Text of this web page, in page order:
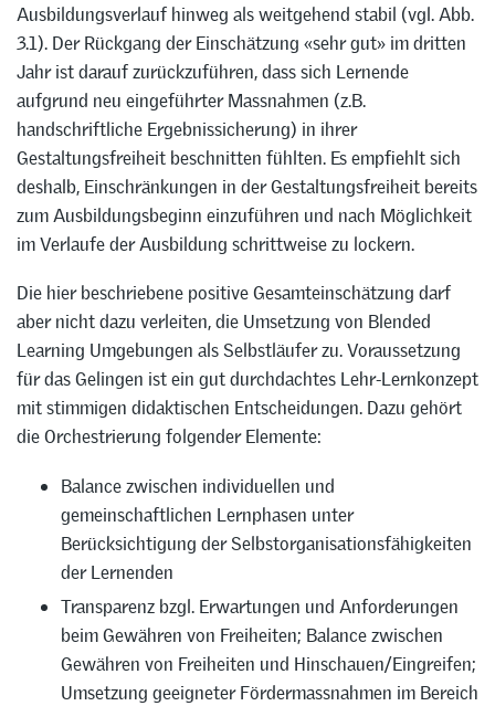
Ausbildungsverlauf hinweg als weitgehend stabil (vgl. Abb.
3.1). Der Rückgang der Einschätzung «sehr gut» im dritten
Jahr ist darauf zurückzuführen, dass sich Lernende
aufgrund neu eingeführter Massnahmen (z.B.
handschriftliche Ergebnissicherung) in ihrer
Gestaltungsfreiheit beschnitten fühlten. Es empfiehlt sich
deshalb, Einschränkungen in der Gestaltungsfreiheit bereits
zum Ausbildungsbeginn einzuführen und nach Möglichkeit
im Verlaufe der Ausbildung schrittweise zu lockern.
Die hier beschriebene positive Gesamteinschätzung darf
aber nicht dazu verleiten, die Umsetzung von Blended
Learning Umgebungen als Selbstläufer zu. Voraussetzung
für das Gelingen ist ein gut durchdachtes Lehr-Lernkonzept
mit stimmigen didaktischen Entscheidungen. Dazu gehört
die Orchestrierung folgender Elemente:
Balance zwischen individuellen und
gemeinschaftlichen Lernphasen unter
Berücksichtigung der Selbstorganisationsfähigkeiten
der Lernenden
Transparenz bzgl. Erwartungen und Anforderungen
beim Gewähren von Freiheiten; Balance zwischen
Gewähren von Freiheiten und Hinschauen/Eingreifen;
Umsetzung geeigneter Fördermassnahmen im Bereich